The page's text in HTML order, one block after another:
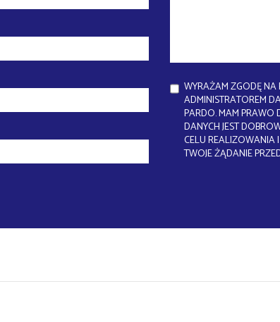
WYRAŻAM ZGODĘ NA
ADMINISTRATOREM
PARDO. MAM PRAWO
DANYCH JEST
CELU REALIZOWANIA
TWOJE ŻĄDANIE